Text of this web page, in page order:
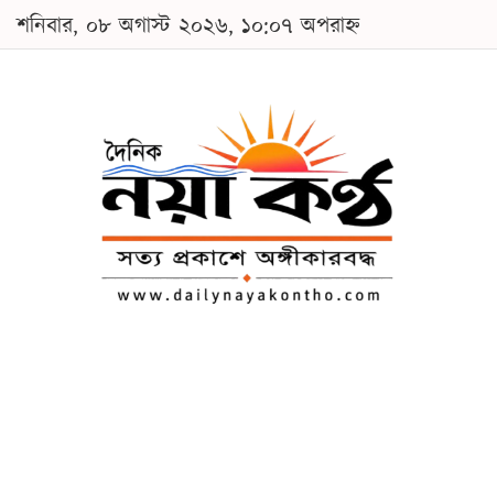
শনিবার, ০৮ অগাস্ট ২০২৬, ১০:০৭ অপরাহ্ন